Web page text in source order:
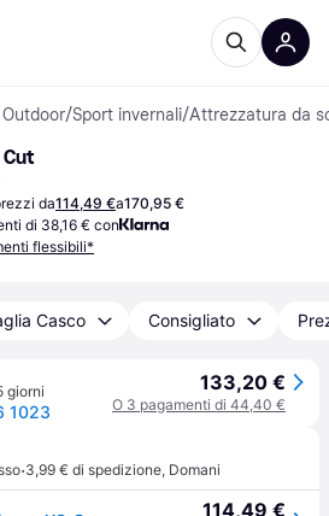
/Sport invernali/Attrezzatura da
Cut
da114,49 €a170,95 €
di 38,16 € con
flessibili*
Casco Consigliato
giorni
1023
133,20 €
O 3 pagamenti di 44,40 €
·3,99 € di spedizione, Domani
114,49 €